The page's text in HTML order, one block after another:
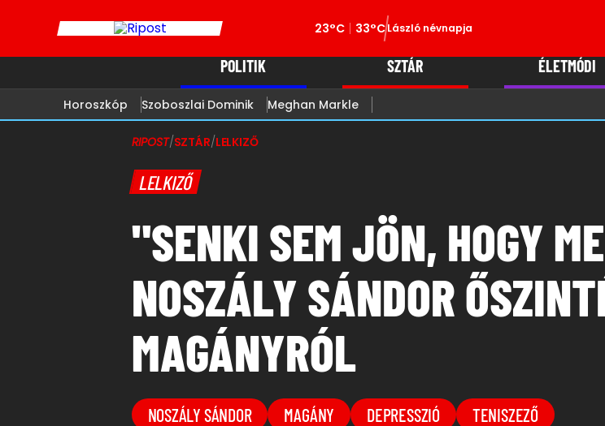
23°C 33°CLászló névnapja
POLITIK SZTÁR ÉLETMÓDI
Horoszkóp Szoboszlai Dominik Meghan Markle
RIPOST/SZTÁR/LELKIZŐ
LELKIZŐ
"SENKI SEM JÖN, HOGY
NOSZÁLY SÁNDOR
MAGÁNYRÓL
NOSZÁLY SÁNDOR MAGÁNY DEPRESSZIÓ TENISZEZŐ